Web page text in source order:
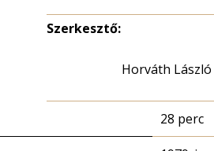
Szerkesztő:
Horváth László
28 perc